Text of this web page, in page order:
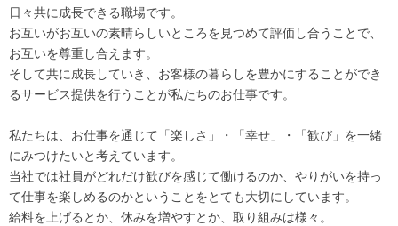
日々共に成長できる職場です。
お互いがお互いの素晴らしいところを見つめて評価し合うことで、
お互いを尊重し合えます。
そして共に成長していき、お客様の暮らしを豊かにすることができ
るサービス提供を行うことが私たちのお仕事です。
私たちは、お仕事を通じて「楽しさ」・「幸せ」・「歓び」を一緒
にみつけたいと考えています。
当社では社員がどれだけ歓びを感じて働けるのか、やりがいを持っ
て仕事を楽しめるのかということをとても大切にしています。
給料を上げるとか、休みを増やすとか、取り組みは様々。